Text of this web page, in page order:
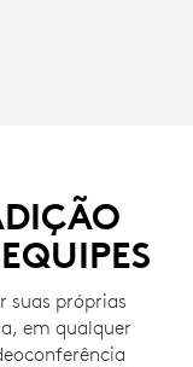
suas próprias
em qualquer